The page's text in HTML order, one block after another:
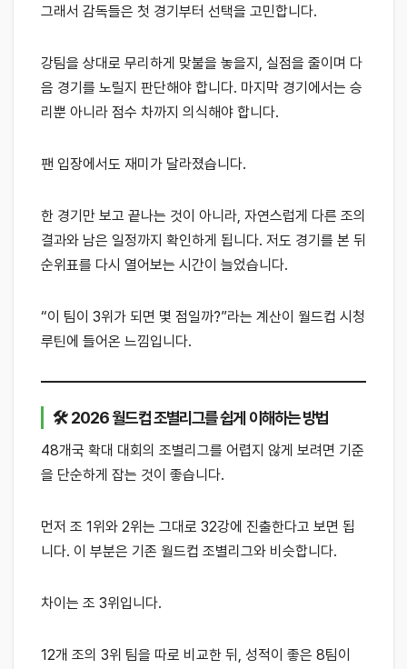
그래서 감독들은 첫 경기부터 선택을 고민합니다.
강팀을 상대로 무리하게 맞불을 놓을지, 실점을 줄이며 다
음 경기를 노릴지 판단해야 합니다. 마지막 경기에서는 승
리뿐 아니라 점수 차까지 의식해야 합니다.
팬 입장에서도 재미가 달라졌습니다.
한 경기만 보고 끝나는 것이 아니라, 자연스럽게 다른 조의
결과와 남은 일정까지 확인하게 됩니다. 저도 경기를 본 뒤
순위표를 다시 열어보는 시간이 늘었습니다.
“이 팀이 3위가 되면 몇 점일까?”라는 계산이 월드컵 시청
루틴에 들어온 느낌입니다.
🛠 2026 월드컵 조별리그를 쉽게 이해하는 방법
48개국 확대 대회의 조별리그를 어렵지 않게 보려면 기준
을 단순하게 잡는 것이 좋습니다.
먼저 조 1위와 2위는 그대로 32강에 진출한다고 보면 됩
니다. 이 부분은 기존 월드컵 조별리그와 비슷합니다.
차이는 조 3위입니다.
12개 조의 3위 팀을 따로 비교한 뒤, 성적이 좋은 8팀이